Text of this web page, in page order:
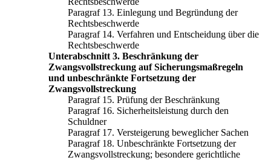
Paragraf 13. Einlegung und Begründung der
Rechtsbeschwerde
Paragraf 14. Verfahren und Entscheidung über die
Rechtsbeschwerde
Unterabschnitt 3. Beschränkung der
Zwangsvollstreckung auf Sicherungsmaßregeln
und unbeschränkte Fortsetzung der
Zwangsvollstreckung
Paragraf 15. Prüfung der Beschränkung
Paragraf 16. Sicherheitsleistung durch den
Schuldner
Paragraf 17. Versteigerung beweglicher Sachen
Paragraf 18. Unbeschränkte Fortsetzung der
Zwangsvollstreckung; besondere gerichtliche